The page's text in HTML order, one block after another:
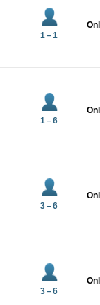
1 – 1
1 – 6
3 – 6
3 – 6